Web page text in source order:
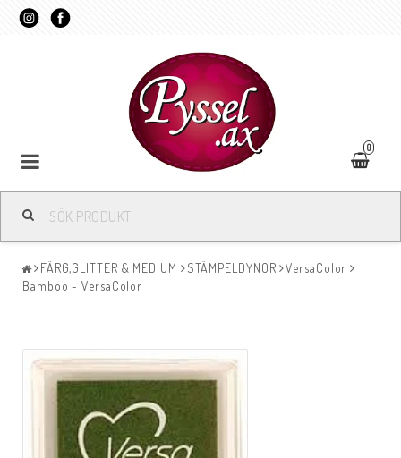
0
FÄRG,GLITTER & MEDIUM STÄMPELDYNOR
VersaColor
Bamboo - VersaColor